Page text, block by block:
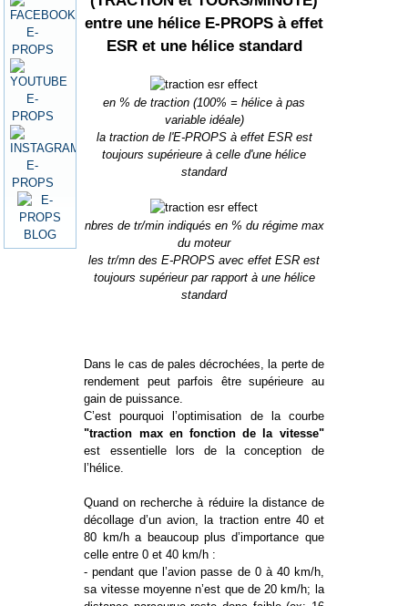
entre une hélice E-PROPS à effet
ESR et une hélice standard
en % de traction (100% = hélice à pas
variable idéale)
la traction de l'E-PROPS à effet ESR est
toujours supérieure à celle d'une hélice
standard
nbres de tr/min indiqués en % du régime max
du moteur
les tr/mn des E-PROPS avec effet ESR est
toujours supérieur par rapport à une hélice
standard
Dans le cas de pales décrochées, la perte de
rendement peut parfois être supérieure au
gain de puissance.
C’est pourquoi l’optimisation de la courbe
"traction max en fonction de la vitesse"
est essentielle lors de la conception de
l’hélice.
Quand on recherche à réduire la distance de
décollage d’un avion, la traction entre 40 et
80 km/h a beaucoup plus d’importance que
celle entre 0 et 40 km/h :
- pendant que l’avion passe de 0 à 40 km/h,
sa vitesse moyenne n’est que de 20 km/h; la